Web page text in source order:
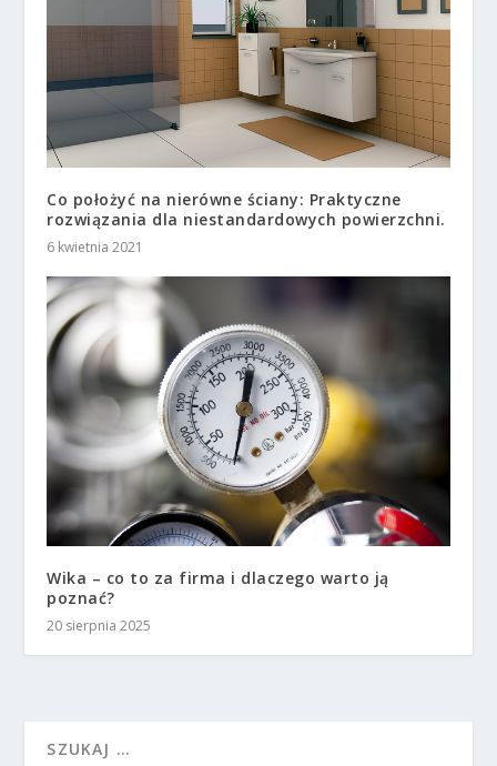
Co położyć na nierówne ściany: Praktyczne
rozwiązania dla niestandardowych powierzchni.
6 kwietnia 2021
Wika – co to za firma i dlaczego warto ją
poznać?
20 sierpnia 2025